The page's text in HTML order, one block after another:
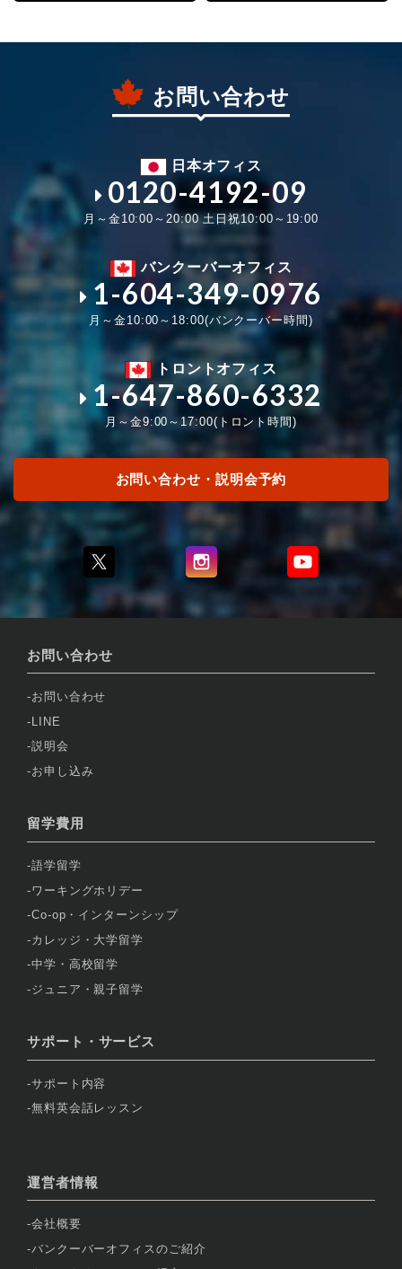
お問い合わせ
日本オフィス
0120-4192-09
月～金10:00～20:00 土日祝10:00～19:00
バンクーバーオフィス
1-604-349-0976
月～金10:00～18:00(バンクーバー時間)
トロントオフィス
1-647-860-6332
月～金9:00～17:00(トロント時間)
お問い合わせ・説明会予約
お問い合わせ
お問い合わせ
LINE
説明会
お申し込み
留学費用
語学留学
ワーキングホリデー
Co-op・インターンシップ
カレッジ・大学留学
中学・高校留学
ジュニア・親子留学
サポート・サービス
サポート内容
無料英会話レッスン
運営者情報
会社概要
バンクーバーオフィスのご紹介